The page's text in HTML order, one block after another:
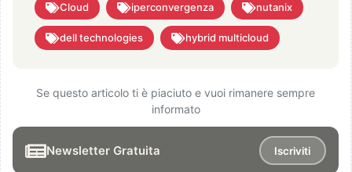
Cloud iperconvergenza nutanix
dell technologies hybrid multicloud
Se questo articolo ti è piaciuto e vuoi rimanere sempre
informato
Newsletter Gratuita Iscriviti